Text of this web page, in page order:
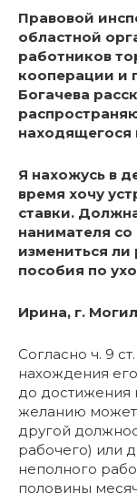
Правовой
областной
работников
кооперации и
Богачева
находящегося
Я нахожусь в
время хочу
ставки.
нанимателя
измениться
пособия по
Ирина, г.
Согласно ч. 9
нахождения
до достижения
желанию может
другой
рабочего) или
неполного
половины